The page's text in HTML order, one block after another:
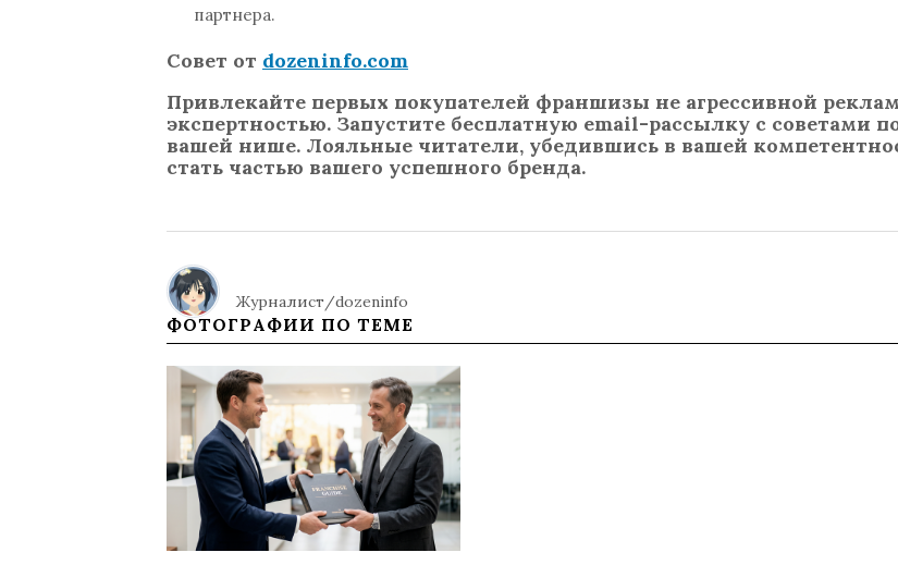
партнера.
Совет от dozeninfo.com
Привлекайте первых покупателей франшизы не агрессивной
экспертностью. Запустите бесплатную email-рассылку с советами
вашей нише. Лояльные читатели, убедившись в вашей
стать частью вашего успешного бренда.
Журналист/dozeninfo
ФОТОГРАФИИ ПО ТЕМЕ